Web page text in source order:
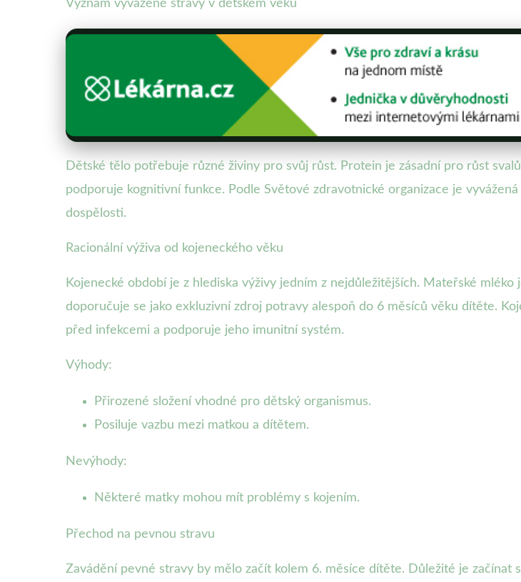
Význam vyvážené stravy v dětském věku
Dětské tělo potřebuje různé živiny pro svůj růst. Protein je zásadní pro růst
podporuje kognitivní funkce. Podle Světové zdravotnické organizace je
dospělosti.
Racionální výživa od kojeneckého věku
Kojenecké období je z hlediska výživy jedním z nejdůležitějších. Mateřské
doporučuje se jako exkluzivní zdroj potravy alespoň do 6 měsíců věku dítěte.
před infekcemi a podporuje jeho imunitní systém.
Výhody:
Přirozené složení vhodné pro dětský organismus.
Posiluje vazbu mezi matkou a dítětem.
Nevýhody:
Některé matky mohou mít problémy s kojením.
Přechod na pevnou stravu
Zavádění pevné stravy by mělo začít kolem 6. měsíce dítěte. Důležité je začínat